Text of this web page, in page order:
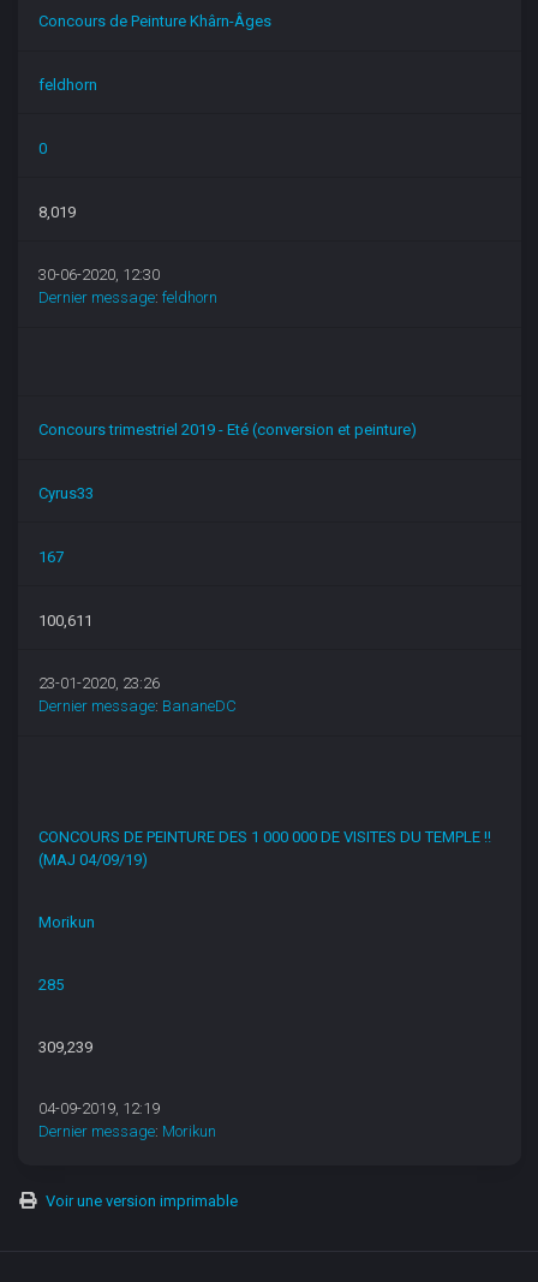
Concours de Peinture Khârn-Âges
feldhorn
0
8,019
30-06-2020, 12:30
Dernier message:feldhorn
Concours trimestriel 2019 - Eté (conversion et peinture)
Cyrus33
167
100,611
23-01-2020, 23:26
Dernier message: BananeDC
CONCOURS DE PEINTURE DES 1 000 000 DE VISITES DU TEMPLE !!
(MAJ 04/09/19)
Morikun
285
309,239
04-09-2019, 12:19
Dernier message: Morikun
Voir une version imprimable